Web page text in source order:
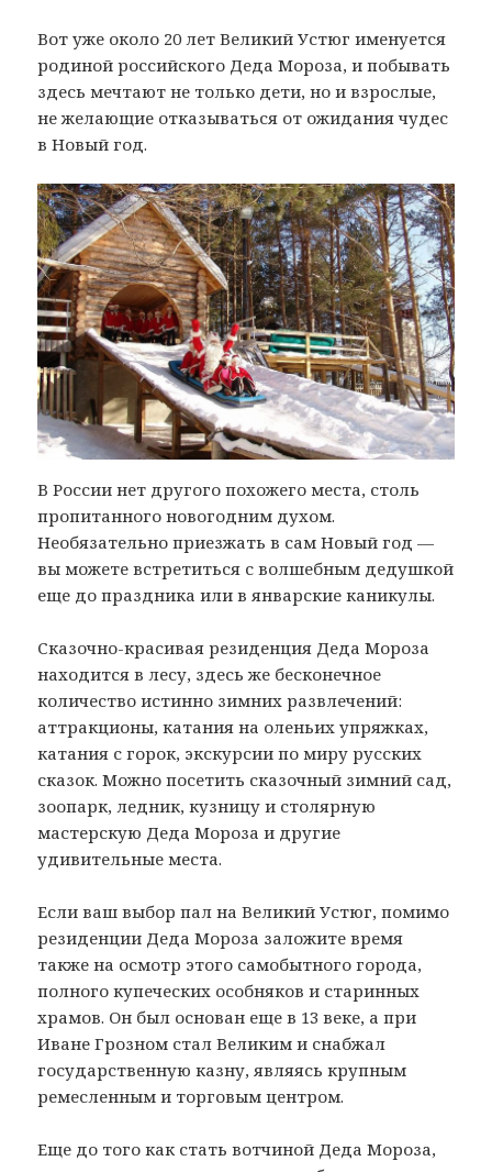
Вот уже около 20 лет Великий Устюг именуется
родиной российского Деда Мороза, и побывать
здесь мечтают не только дети, но и взрослые,
не желающие отказываться от ожидания чудес
в Новый год.
В России нет другого похожего места, столь
пропитанного новогодним духом.
Необязательно приезжать в сам Новый год —
вы можете встретиться с волшебным дедушкой
еще до праздника или в январские каникулы.
Сказочно-красивая резиденция Деда Мороза
находится в лесу, здесь же бесконечное
количество истинно зимних развлечений:
аттракционы, катания на оленьих упряжках,
катания с горок, экскурсии по миру русских
сказок. Можно посетить сказочный зимний сад,
зоопарк, ледник, кузницу и столярную
мастерскую Деда Мороза и другие
удивительные места.
Если ваш выбор пал на Великий Устюг, помимо
резиденции Деда Мороза заложите время
также на осмотр этого самобытного города,
полного купеческих особняков и старинных
храмов. Он был основан еще в 13 веке, а при
Иване Грозном стал Великим и снабжал
государственную казну, являясь крупным
ремесленным и торговым центром.
Еще до того как стать вотчиной Деда Мороза,